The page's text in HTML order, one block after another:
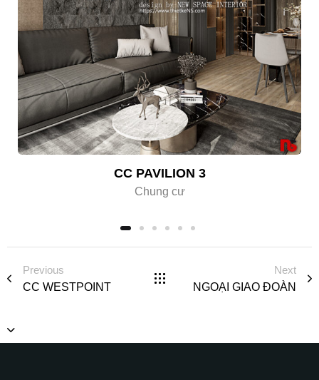
CC PAVILION 3
Chung cư
Previous
CC WESTPOINT
Next
NGOẠI GIAO ĐOÀN